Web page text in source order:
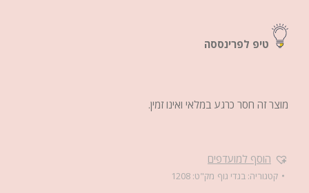
טיפ לפרינססה
מוצר זה חסר כרגע במלאי ואינו זמין.
הוסף למועדפים
קטגוריה: בגדי גוף מק"ט: 1208